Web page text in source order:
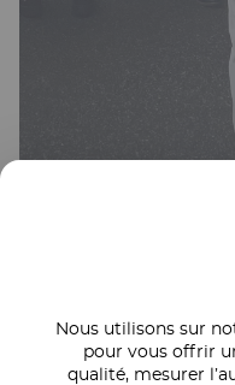
1
Nous utilisons sur
pour vous offrir
qualité, mesurer